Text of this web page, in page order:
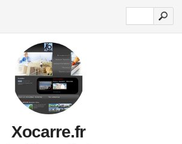
Xocarre.fr